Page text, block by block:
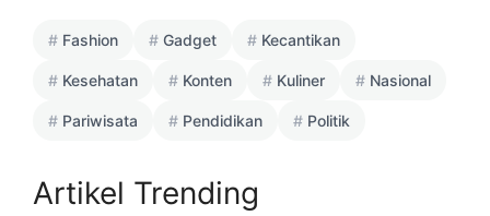
Fashion Gadget Kecantikan
Kesehatan Konten Kuliner Nasional
Pariwisata Pendidikan Politik
Artikel Trending